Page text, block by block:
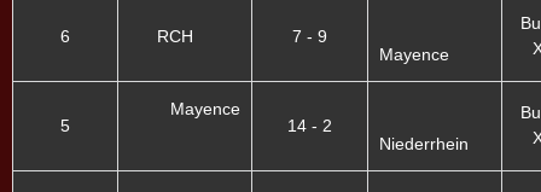
6 RCH
7 - 9
Mayence
5
Mayence
14 - 2
Niederrhein